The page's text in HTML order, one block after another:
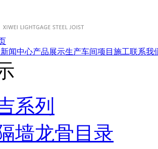
新闻中心产品展示生产车间项目施工联系我
系列
墙龙骨目录